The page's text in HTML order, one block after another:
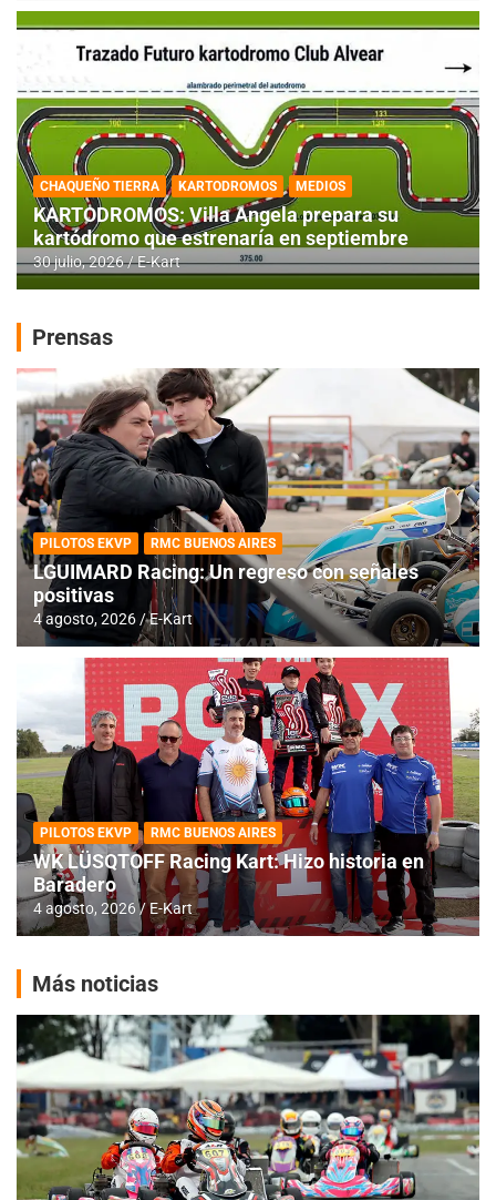
CHAQUEÑO TIERRA KARTODROMOS MEDIOS
KARTODROMOS: Villa Angela prepara su
kartódromo que estrenaría en septiembre
30 julio, 2026 E-Kart
Prensas
PILOTOS EKVP RMC BUENOS AIRES
LGUIMARD Racing: Un regreso con señales
positivas
4 agosto, 2026 E-Kart
PILOTOS EKVP RMC BUENOS AIRES
WK LÜSQTOFF Racing Kart: Hizo historia en
Baradero
4 agosto, 2026 E-Kart
Más noticias